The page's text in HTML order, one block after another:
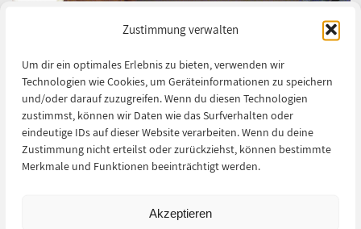
Zustimmung verwalten
Um dir ein optimales Erlebnis zu bieten, verwenden wir
Technologien wie Cookies, um Geräteinformationen zu speichern
und/oder darauf zuzugreifen. Wenn du diesen Technologien
zustimmst, können wir Daten wie das Surfverhalten oder
eindeutige IDs auf dieser Website verarbeiten. Wenn du deine
Zustimmung nicht erteilst oder zurückziehst, können bestimmte
Merkmale und Funktionen beeinträchtigt werden.
Akzeptieren